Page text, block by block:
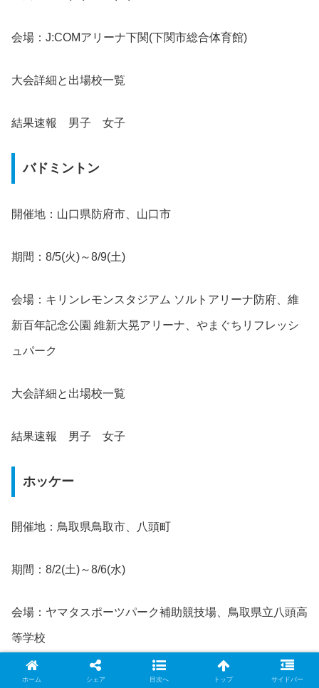
会場：J:COMアリーナ下関(下関市総合体育館)
大会詳細と出場校一覧
結果速報 男子 女子
バドミントン
開催地：山口県防府市、山口市
期間：8/5(火)～8/9(土)
会場：キリンレモンスタジアム ソルトアリーナ防府、維
新百年記念公園 維新大晃アリーナ、やまぐちリフレッシ
ュパーク
大会詳細と出場校一覧
結果速報 男子 女子
ホッケー
開催地：鳥取県鳥取市、八頭町
期間：8/2(土)～8/6(水)
会場：ヤマタスポーツパーク補助競技場、鳥取県立八頭高
等学校
大会詳細と出場校一覧
ホーム シェア 目次へ トップ サイドバー